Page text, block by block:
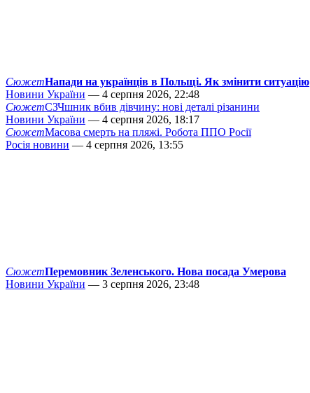
СюжетНапади на українців в Польщі. Як змінити ситуацію
Новини України — 4 серпня 2026, 22:48
СюжетСЗЧшник вбив дівчину: нові деталі різанини
Новини України — 4 серпня 2026, 18:17
СюжетМасова смерть на пляжі. Робота ППО Росії
Росія новини — 4 серпня 2026, 13:55
СюжетПеремовник Зеленського. Нова посада Умерова
Новини України — 3 серпня 2026, 23:48